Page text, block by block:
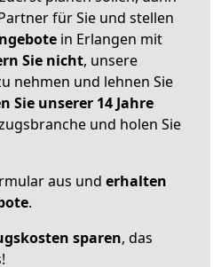
für Sie und stellen
in Erlangen mit
Sie nicht, unsere
nehmen und lehnen Sie
Sie unserer 14 Jahre
und holen Sie
aus und erhalten
.
sparen, das